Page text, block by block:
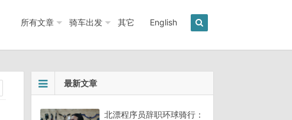
所有文章 骑车出发 其它 English
最新文章
北漂程序员辞职环球骑行：7年骑行45个国家《骑